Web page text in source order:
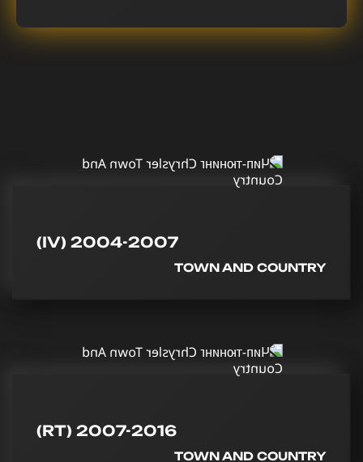
(IV) 2004-2007
TOWN AND COUNTRY
(RT) 2007-2016
TOWN AND COUNTRY